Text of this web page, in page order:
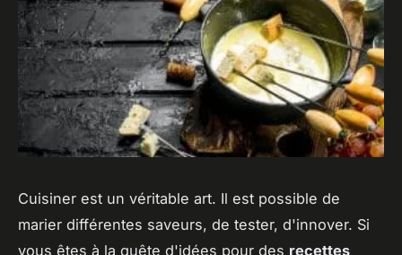
Cuisiner est un véritable art. Il est possible de
marier différentes saveurs, de tester, d'innover. Si
vous êtes à la quête d'idées pour des recettes